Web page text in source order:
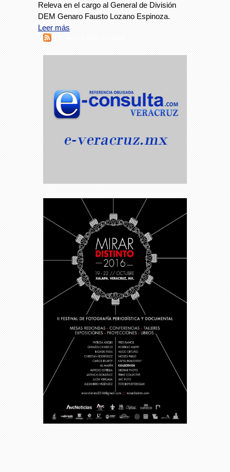
Releva en el cargo al General de División
DEM Genaro Fausto Lozano Espinoza.
Leer más